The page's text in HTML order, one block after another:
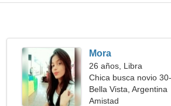
Mora
26 años, Libra
Chica busca novio
Bella Vista, Argentina
Amistad